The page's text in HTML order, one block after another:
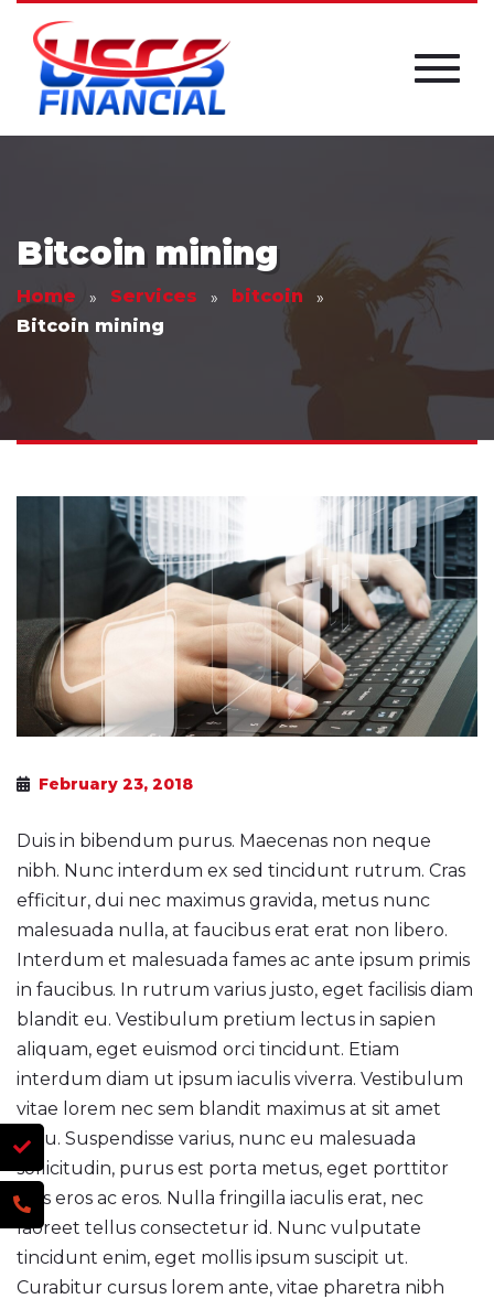
Bitcoin mining
Home Services
bitcoin
Bitcoin mining
February 23, 2018
Duis in bibendum purus. Maecenas non neque
nibh. Nunc interdum ex sed tincidunt rutrum. Cras
efficitur, dui nec maximus gravida, metus nunc
malesuada nulla, at faucibus erat erat non libero.
Interdum et malesuada fames ac ante ipsum primis
in faucibus. In rutrum varius justo, eget facilisis diam
blandit eu. Vestibulum pretium lectus in sapien
aliquam, eget euismod orci tincidunt. Etiam
interdum diam ut ipsum iaculis viverra. Vestibulum
vitae lorem nec sem blandit maximus at sit amet
arcu. Suspendisse varius, nunc eu malesuada
sollicitudin, purus est porta metus, eget porttitor
felis eros ac eros. Nulla fringilla iaculis erat, nec
laoreet tellus consectetur id. Nunc vulputate
tincidunt enim, eget mollis ipsum suscipit ut.
Curabitur cursus lorem ante, vitae pharetra nibh